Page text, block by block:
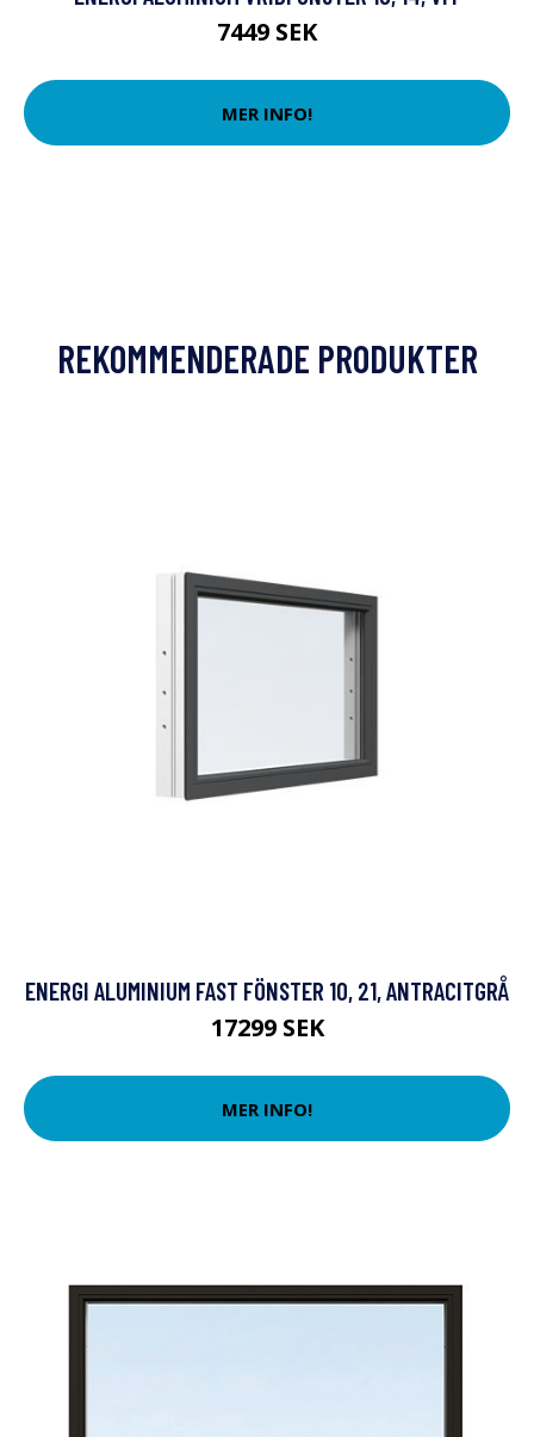
7449 SEK
MER INFO!
REKOMMENDERADE PRODUKTER
ENERGI ALUMINIUM FAST FÖNSTER 10, 21, ANTRACITGRÅ
17299 SEK
MER INFO!